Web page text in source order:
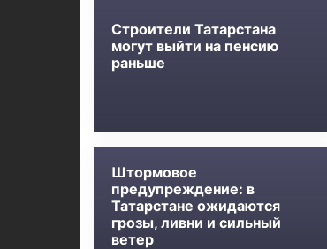
Строители Татарстана
могут выйти на пенсию
раньше
Штормовое
предупреждение: в
Татарстане ожидаются
грозы, ливни и сильный
ветер